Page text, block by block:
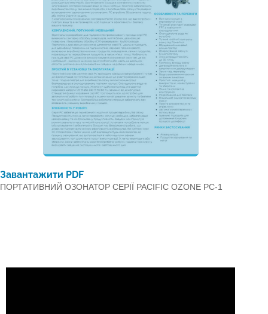
Завантажити PDF
ПОРТАТИВНИЙ ОЗОНАТОР СЕРІЇ PACIFIC OZONE PC-1